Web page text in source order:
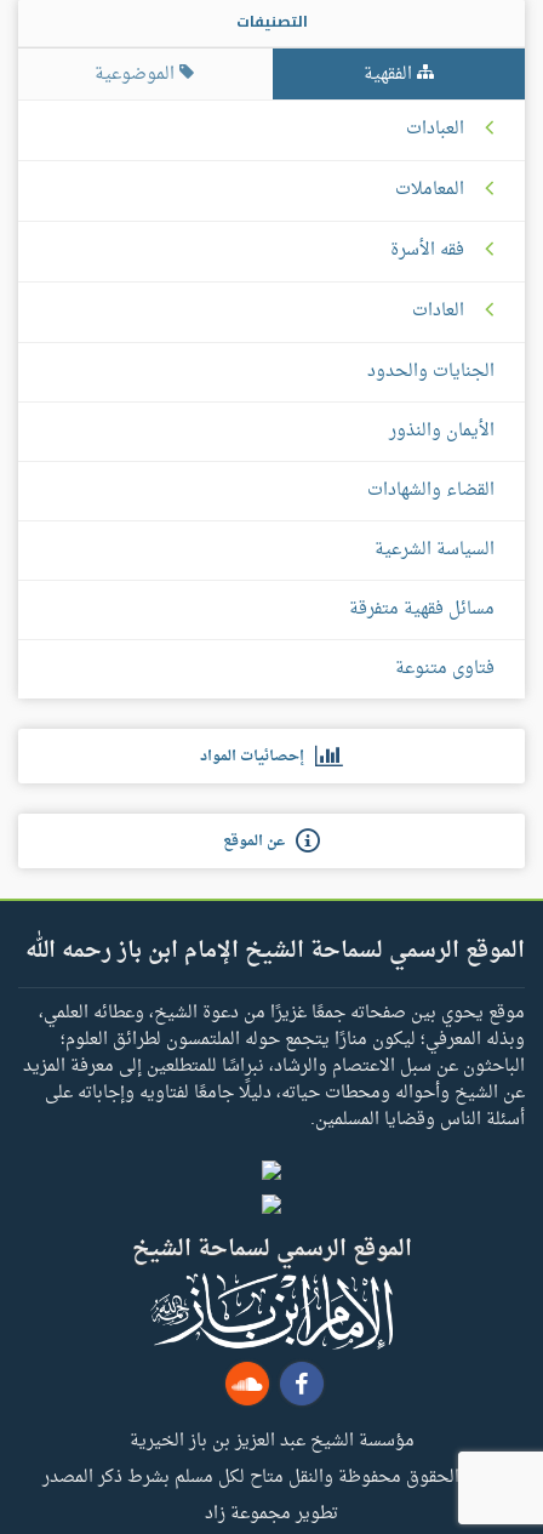
التصنيفات
الفقهية
الموضوعية
العبادات
المعاملات
فقه الأسرة
العادات
الجنايات والحدود
الأيمان والنذور
القضاء والشهادات
السياسة الشرعية
مسائل فقهية متفرقة
فتاوى متنوعة
إحصائيات المواد
عن الموقع
الموقع الرسمي لسماحة الشيخ الإمام ابن باز رحمه الله
موقع يحوي بين صفحاته جمعًا غزيرًا من دعوة الشيخ، وعطائه العلمي،
وبذله المعرفي؛ ليكون منارًا يتجمع حوله الملتمسون لطرائق العلوم؛
الباحثون عن سبل الاعتصام والرشاد، نبراسًا للمتطلعين إلى معرفة المزيد
عن الشيخ وأحواله ومحطات حياته، دليلًا جامعًا لفتاويه وإجاباته على
أسئلة الناس وقضايا المسلمين.
الموقع الرسمي لسماحة الشيخ
مؤسسة الشيخ عبد العزيز بن باز الخيرية
جميع الحقوق محفوظة والنقل متاح لكل مسلم بشرط ذكر المصدر
تطوير مجموعة زاد